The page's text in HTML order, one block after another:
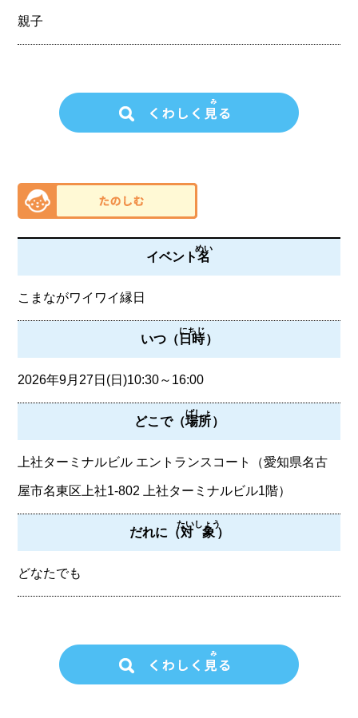
親子
イベント名
めい
こまながワイワイ縁日
いつ（日時
にちじ
）
2026年9月27日(日)10:30～16:00
どこで（場所
ばしょ
）
上社ターミナルビル エントランスコート（愛知県名古
屋市名東区上社1-802 上社ターミナルビル1階）
だれに（対象
たいしょう
）
どなたでも